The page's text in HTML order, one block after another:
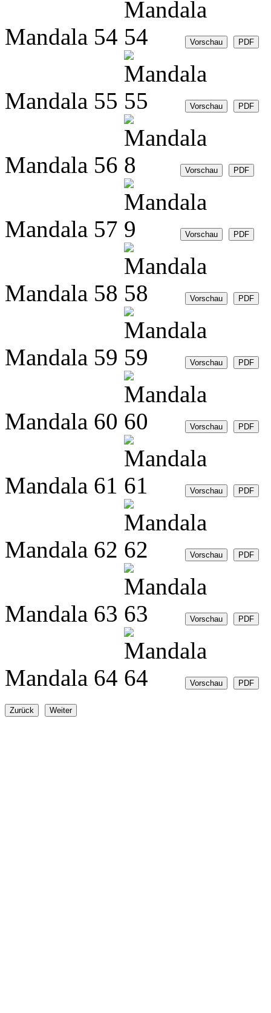
Mandala 54
Mandala 55
Mandala 56
Mandala 57
Mandala 58
Mandala 59
Mandala 60
Mandala 61
Mandala 62
Mandala 63
Mandala 64